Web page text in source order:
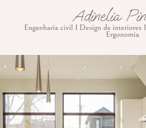
Adinelia
Engenharia civil I Design de interiores
Ergonomia